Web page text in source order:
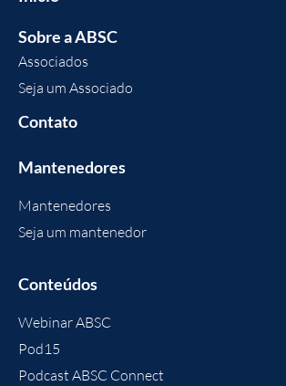
Sobre a ABSC
Associados
Seja um Associado
Contato
Mantenedores
Mantenedores
Seja um mantenedor
Conteúdos
Webinar ABSC
Pod15
Podcast ABSC Connect